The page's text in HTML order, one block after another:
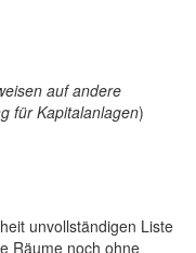
auf andere
für Kapitalanlagen)
unvollständigen Liste
Räume noch ohne